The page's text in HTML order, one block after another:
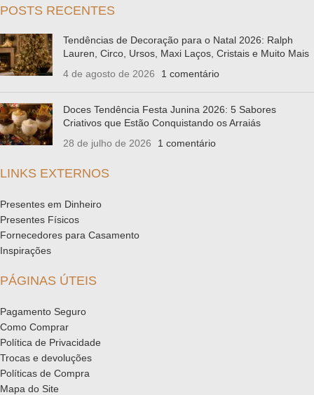
POSTS RECENTES
Tendências de Decoração para o Natal 2026: Ralph
Lauren, Circo, Ursos, Maxi Laços, Cristais e Muito Mais
4 de agosto de 2026
1 comentário
Doces Tendência Festa Junina 2026: 5 Sabores
Criativos que Estão Conquistando os Arraiás
28 de julho de 2026
1 comentário
LINKS EXTERNOS
Presentes em Dinheiro
Presentes Físicos
Fornecedores para Casamento
Inspirações
PÁGINAS ÚTEIS
Pagamento Seguro
Como Comprar
Política de Privacidade
Trocas e devoluções
Políticas de Compra
Mapa do Site